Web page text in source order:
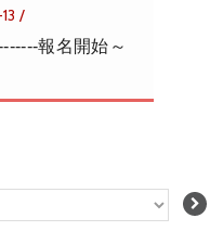
/
報名開始～